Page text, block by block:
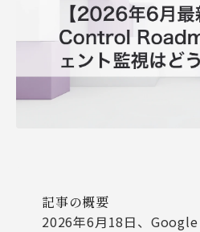
記事の概要
2026年6月18日、